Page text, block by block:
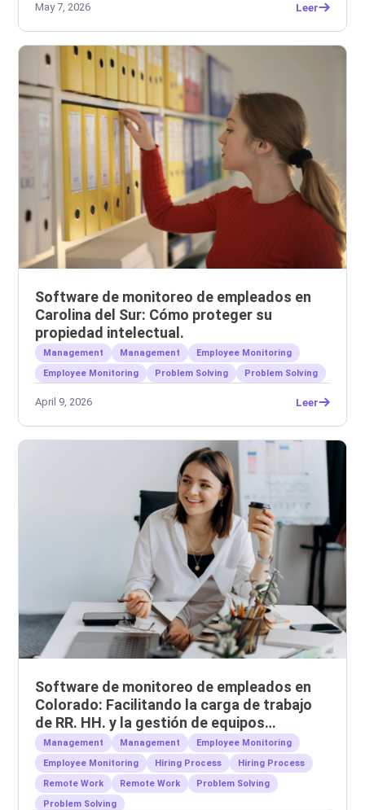
May 7, 2026 Leer
Software de monitoreo de empleados en
Carolina del Sur: Cómo proteger su
propiedad intelectual.
Management Management
Employee Monitoring
Employee Monitoring
Problem Solving Problem Solving
April 9, 2026 Leer
Software de monitoreo de empleados en
Colorado: Facilitando la carga de trabajo
de RR. HH. y la gestión de equipos
remotos.
Management Management
Employee Monitoring
Employee Monitoring
Hiring Process
Hiring Process
Remote Work
Remote Work
Problem Solving
Problem Solving